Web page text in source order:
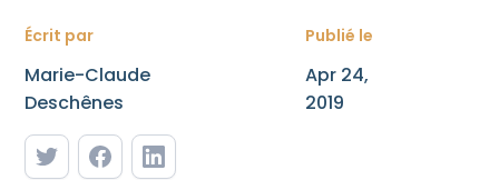
Écrit par
Marie-Claude
Deschênes
Publié le
Apr 24,
2019